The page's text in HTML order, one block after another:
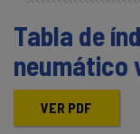
Tabla de
neumático
VER PDF